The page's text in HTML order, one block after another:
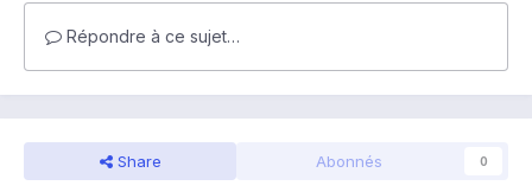
Répondre à ce sujet…
Share Abonnés 0